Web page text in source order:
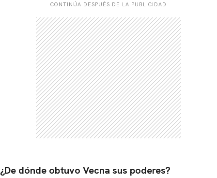
CONTINÚA DESPUÉS DE LA PUBLICIDAD
¿De dónde obtuvo Vecna ​​sus poderes?